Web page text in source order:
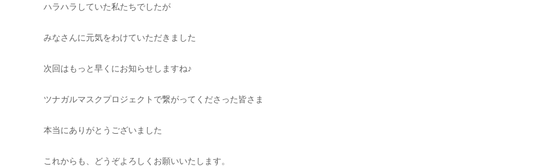
ハラハラしていた私たちでしたが
みなさんに元気をわけていただきました
次回はもっと早くにお知らせしますね♪
ツナガルマスクプロジェクトで繋がってくださった皆さま
本当にありがとうございました
これからも、どうぞよろしくお願いいたします。